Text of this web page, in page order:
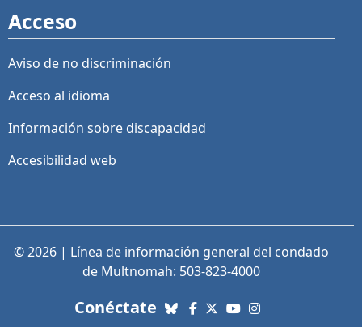
Acceso
Aviso de no discriminación
Acceso al idioma
Información sobre discapacidad
Accesibilidad web
© 2026 | Línea de información general del condado
de Multnomah: 503-823-4000
Conéctate con nosotros. Enlaces a
Bluesky
Facebook
X (Twitter)
YouTube
Instagram